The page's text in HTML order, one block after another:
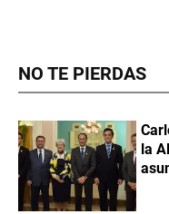
NO TE PIERDAS
la